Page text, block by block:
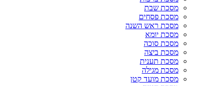
מסכת שבת
מסכת פסחים
מסכת ראש השנה
מסכת יומא
מסכת סוכה
מסכת ביצה
מסכת תענית
מסכת מגילה
מסכת מועד קטן